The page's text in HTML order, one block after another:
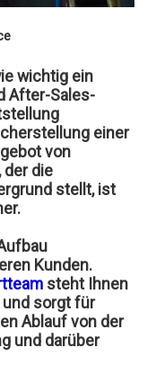
wichtig ein
After-Sales-
einer
von
der die
stellt, ist
Kunden.
steht Ihnen
und sorgt für
Ablauf von der
und darüber